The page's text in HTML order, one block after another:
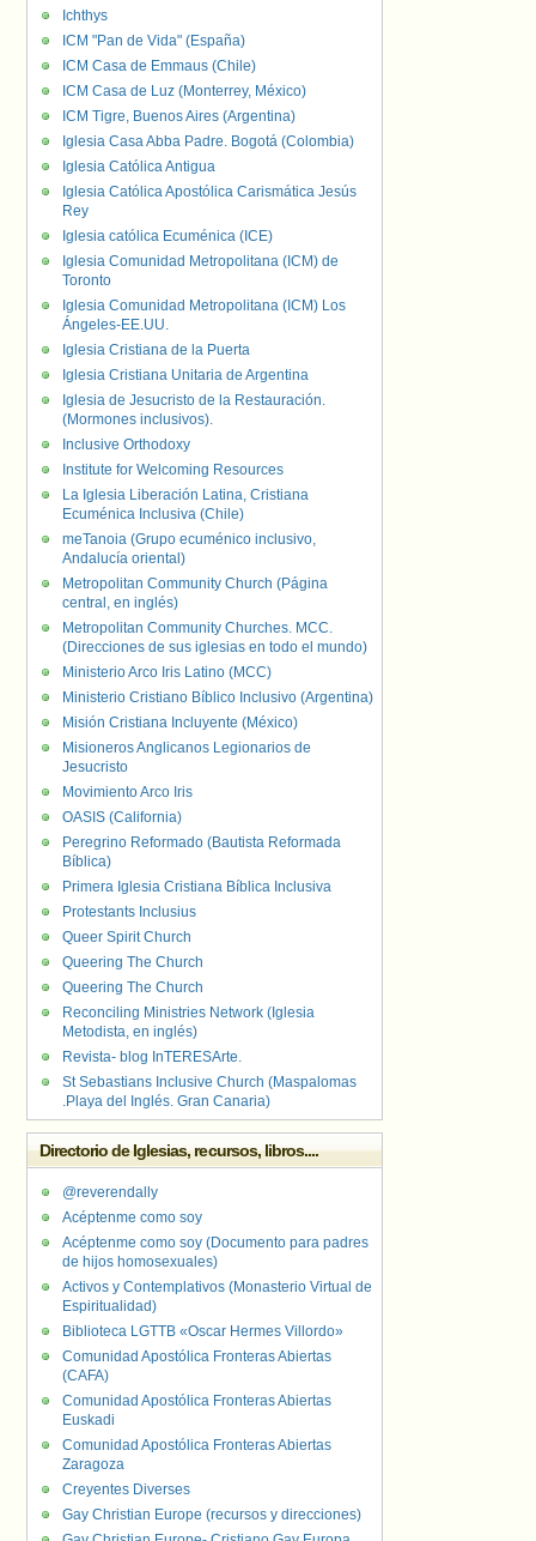
Ichthys
ICM "Pan de Vida" (España)
ICM Casa de Emmaus (Chile)
ICM Casa de Luz (Monterrey, México)
ICM Tigre, Buenos Aires (Argentina)
Iglesia Casa Abba Padre. Bogotá (Colombia)
Iglesia Católica Antigua
Iglesia Católica Apostólica Carismática Jesús
Rey
Iglesia católica Ecuménica (ICE)
Iglesia Comunidad Metropolitana (ICM) de
Toronto
Iglesia Comunidad Metropolitana (ICM) Los
Ángeles-EE.UU.
Iglesia Cristiana de la Puerta
Iglesia Cristiana Unitaria de Argentina
Iglesia de Jesucristo de la Restauración.
(Mormones inclusivos).
Inclusive Orthodoxy
Institute for Welcoming Resources
La Iglesia Liberación Latina, Cristiana
Ecuménica Inclusiva (Chile)
meTanoia (Grupo ecuménico inclusivo,
Andalucía oriental)
Metropolitan Community Church (Página
central, en inglés)
Metropolitan Community Churches. MCC.
(Direcciones de sus iglesias en todo el mundo)
Ministerio Arco Iris Latino (MCC)
Ministerio Cristiano Bíblico Inclusivo (Argentina)
Misión Cristiana Incluyente (México)
Misioneros Anglicanos Legionarios de
Jesucristo
Movimiento Arco Iris
OASIS (California)
Peregrino Reformado (Bautista Reformada
Bíblica)
Primera Iglesia Cristiana Bíblica Inclusiva
Protestants Inclusius
Queer Spirit Church
Queering The Church
Queering The Church
Reconciling Ministries Network (Iglesia
Metodista, en inglés)
Revista- blog InTERESArte.
St Sebastians Inclusive Church (Maspalomas
.Playa del Inglés. Gran Canaria)
Directorio de Iglesias, recursos, libros....
@reverendally
Acéptenme como soy
Acéptenme como soy (Documento para padres
de hijos homosexuales)
Activos y Contemplativos (Monasterio Virtual de
Espiritualidad)
Biblioteca LGTTB «Oscar Hermes Villordo»
Comunidad Apostólica Fronteras Abiertas
(CAFA)
Comunidad Apostólica Fronteras Abiertas
Euskadi
Comunidad Apostólica Fronteras Abiertas
Zaragoza
Creyentes Diverses
Gay Christian Europe (recursos y direcciones)